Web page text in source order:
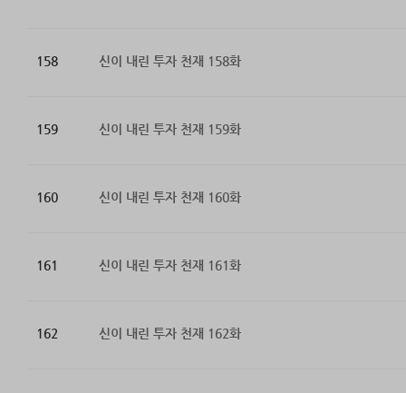
158 신이 내린 투자 천재 158화
159 신이 내린 투자 천재 159화
160 신이 내린 투자 천재 160화
161 신이 내린 투자 천재 161화
162 신이 내린 투자 천재 162화